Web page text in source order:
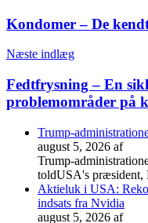
Kondomer – De
Næste indlæg
Fedtfrysning – En
problemområder på
Trump-
august 5, 2026 af
Trump-
toldUSA's præsident,
Aktieluk i USA:
indsats fra Nvidia
august 5, 2026 af